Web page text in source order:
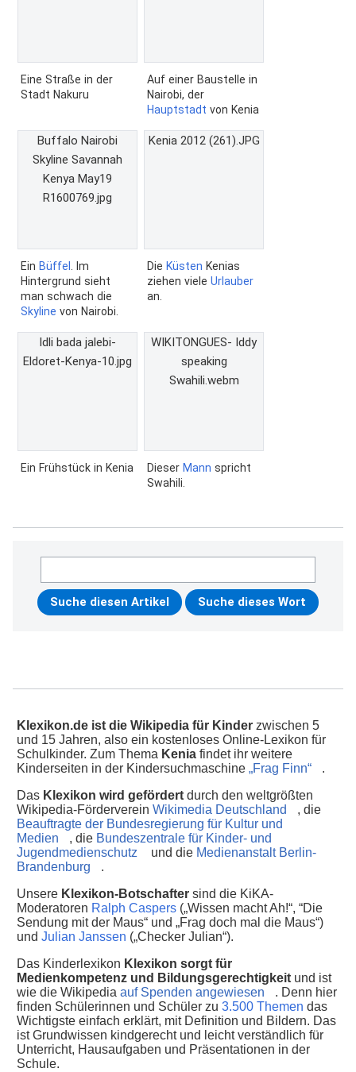
Eine Straße in der
Stadt Nakuru
Auf einer Baustelle in
Nairobi, der
Hauptstadt von Kenia
Buffalo Nairobi
Skyline Savannah
Kenya May19
R1600769.jpg
Ein Büffel . Im
Hintergrund sieht
man schwach die
Skyline von Nairobi.
Kenia 2012 (261).JPG
Die Küsten Kenias
ziehen viele Urlauber
an.
Idli bada jalebi-
Eldoret-Kenya-10.jpg
Ein Frühstück in Kenia
WIKITONGUES- Iddy
speaking
Swahili.webm
Dieser Mann spricht
Swahili.
Klexikon.de ist die Wikipedia für Kinder zwischen 5
und 15 Jahren, also ein kostenloses Online-Lexikon für
Schulkinder. Zum Thema Kenia findet ihr weitere
Kinderseiten in der Kindersuchmaschine „Frag Finn“
.
Das Klexikon wird gefördert durch den weltgrößten
Wikipedia-Förderverein Wikimedia Deutschland
, die
Beauftragte der Bundesregierung für Kultur und
Medien
, die Bundeszentrale für Kinder- und
Jugendmedienschutz
und die Medienanstalt Berlin-
Brandenburg
.
Unsere Klexikon-Botschafter sind die KiKA-
Moderatoren Ralph Caspers („Wissen macht Ah!“, “Die
Sendung mit der Maus“ und „Frag doch mal die Maus“)
und Julian Janssen („Checker Julian“).
Das Kinderlexikon Klexikon sorgt für
Medienkompetenz und Bildungsgerechtigkeit und ist
wie die Wikipedia auf Spenden angewiesen
. Denn hier
finden Schülerinnen und Schüler zu 3.500 Themen das
Wichtigste einfach erklärt, mit Definition und Bildern. Das
ist Grundwissen kindgerecht und leicht verständlich für
Unterricht, Hausaufgaben und Präsentationen in der
Schule.